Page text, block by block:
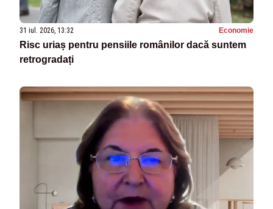
31 iul. 2026, 13:32 Economie
Risc uriaș pentru pensiile românilor dacă suntem
retrogradați